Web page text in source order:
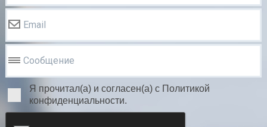
Email
Сообщение
Я прочитал(а) и согласен(а) с Политикой
конфиденциальности.